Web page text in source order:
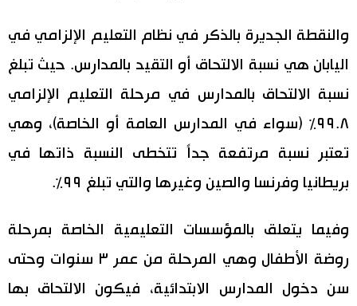
والنقطة الجديرة بالذكر في نظام التعليم الإلزامي في
اليابان هي نسبة الالتحاق أو التقيد بالمدارس. حيث تبلغ
نسبة الالتحاق بالمدارس في مرحلة التعليم الإلزامي
٩٩.٨٪‏ (سواء في المدارس العامة أو الخاصة)، وهي
تعتبر نسبة مرتفعة جداً تتخطى النسبة ذاتها في
بريطانيا وفرنسا والصين وغيرها والتي تبلغ ٩٩٪‏.
وفيما يتعلق بالمؤسسات التعليمية الخاصة بمرحلة
روضة الأطفال وهي المرحلة من عمر ٣ سنوات وحتى
سن دخول المدارس الابتدائية، فيكون الالتحاق بها